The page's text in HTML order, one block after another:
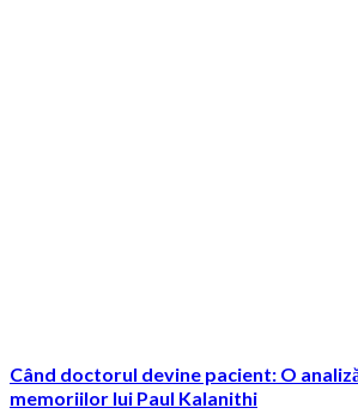
Când doctorul devine pacient: O
memoriilor lui Paul Kalanithi